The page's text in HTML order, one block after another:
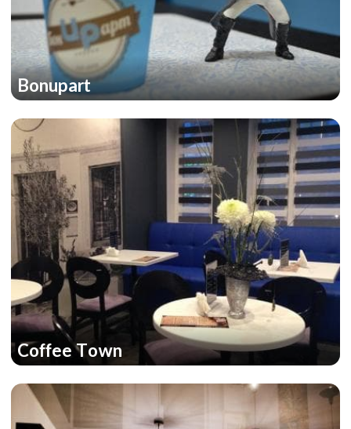
Bonupart
Coffee Town